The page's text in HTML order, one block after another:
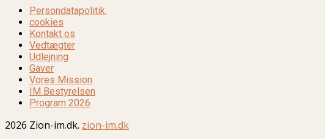
Persondatapolitik.
cookies
Kontakt os
Vedtægter
Udlejning
Gaver
Vores Mission
IM Bestyrelsen
Program 2026
2026 Zion-im.dk. zion-im.dk